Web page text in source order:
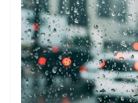
PATROCINIOS
CONTACTO
Desguaces La Torre